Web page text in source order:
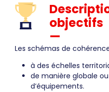
objectifs
—
Les schémas de
à des échelles
de manière globale
d’équipements.